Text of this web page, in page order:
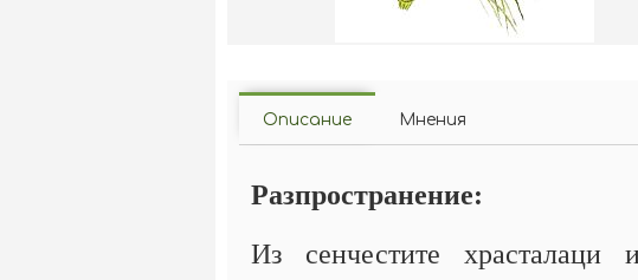
Описание Мнения
Разпространение:
Из сенчестите